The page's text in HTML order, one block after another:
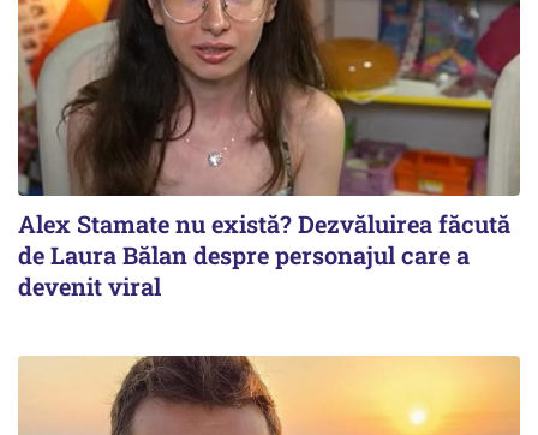
Alex Stamate nu există? Dezvăluirea făcută
de Laura Bălan despre personajul care a
devenit viral